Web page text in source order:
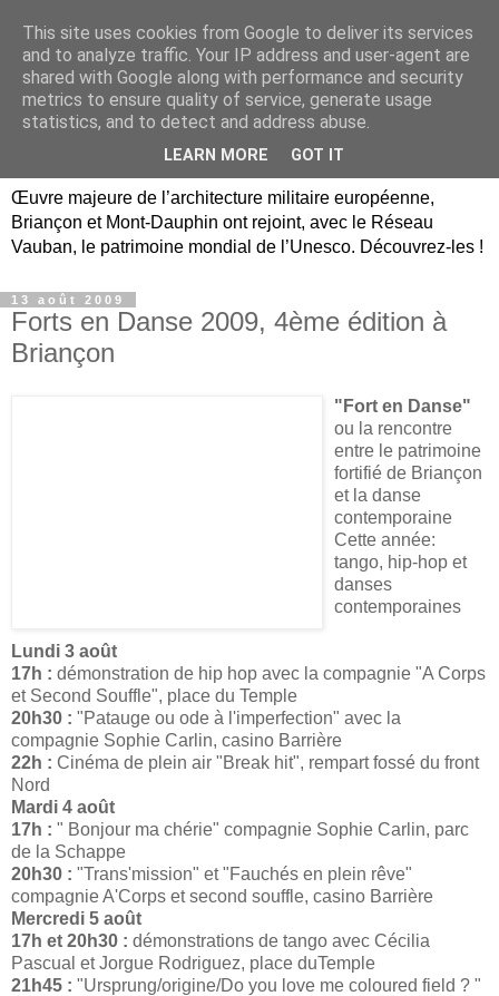
Briançon, Mont-Dauphin,
Vauban Unesco Hautes-
Œuvre majeure de l’architecture militaire européenne,
Briançon et Mont-Dauphin ont rejoint, avec le Réseau
Vauban, le patrimoine mondial de l’Unesco. Découvrez-les !
13 août 2009
Forts en Danse 2009, 4ème édition à
Briançon
"Fort en Danse"
ou la rencontre
entre le patrimoine
fortifié de Briançon
et la danse
contemporaine
Cette année:
tango, hip-hop et
danses
contemporaines
Lundi 3 août
17h : démonstration de hip hop avec la compagnie "A Corps
et Second Souffle", place du Temple
20h30 : "Patauge ou ode à l'imperfection" avec la
compagnie Sophie Carlin, casino Barrière
22h : Cinéma de plein air "Break hit", rempart fossé du front
Nord
Mardi 4 août
17h : " Bonjour ma chérie" compagnie Sophie Carlin, parc
de la Schappe
20h30 : "Trans'mission" et "Fauchés en plein rêve"
compagnie A'Corps et second souffle, casino Barrière
Mercredi 5 août
17h et 20h30 : démonstrations de tango avec Cécilia
Pascual et Jorgue Rodriguez, place duTemple
21h45 : "Ursprung/origine/Do you love me coloured field ? "
This site uses cookies from Google to deliver its services
and to analyze traffic. Your IP address and user-agent are
shared with Google along with performance and security
metrics to ensure quality of service, generate usage
statistics, and to detect and address abuse.
LEARN MORE GOT IT